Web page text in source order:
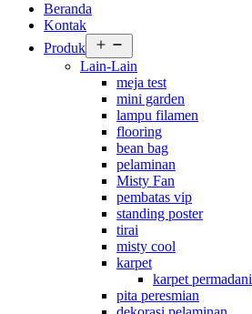
Beranda
Kontak
Produk
menu
Lain-Lain
meja test
mini garden
lampu filamen
flooring
bean bag
pelaminan
Misty Fan
pembatas vip
standing poster
tirai
misty cool
karpet
karpet permadani
pita peresmian